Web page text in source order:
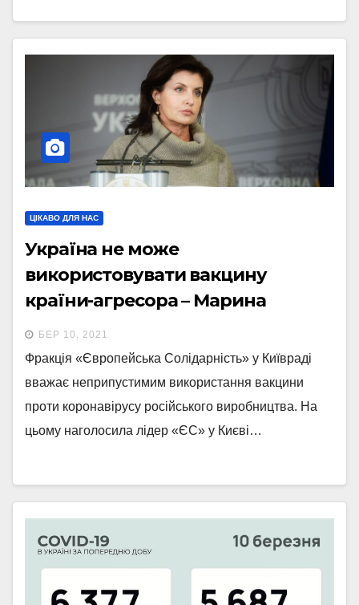
ЦІКАВО ДЛЯ НАС
Україна не може
використовувати вакцину
країни-агресора – Марина
Порошенко
БЕР 10, 2021
Фракція «Європейська Солідарність» у Київраді
вважає неприпустимим використання вакцини
проти коронавірусу російського виробництва. На
цьому наголосила лідер «ЄС» у Києві…